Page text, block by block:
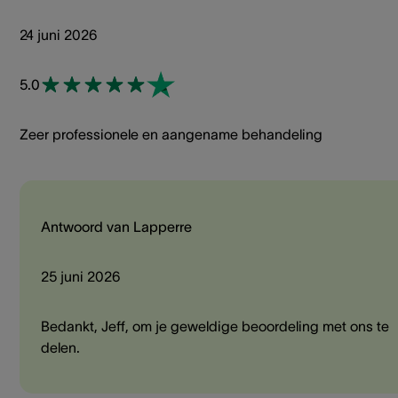
24 juni 2026
5.0
Zeer professionele en aangename behandeling
Antwoord van Lapperre
25 juni 2026
Bedankt, Jeff, om je geweldige beoordeling met ons te
delen.